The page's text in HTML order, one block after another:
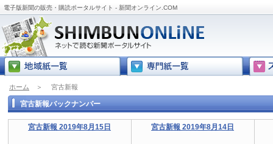
電子版新聞の販売・購読ポータルサイト - 新聞オンライン.COM
ホーム ＞ 宮古新報
宮古新報バックナンバー
宮古新報 2019年8月15日 宮古新報 2019年8月14日